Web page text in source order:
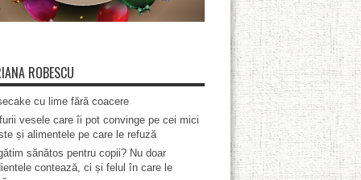
ROBESCU
cu lime fără coacere
vesele care îi pot convinge pe cei mici
și alimentele pe care le refuză
sănătos pentru copii? Nu doar
contează, ci și felul în care le